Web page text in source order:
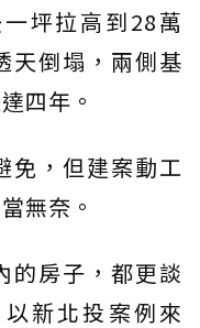
坪拉高到28萬
天倒塌，兩側基
四年。
免，但建案動工
無奈。
的房子，都更談
新北投案例來